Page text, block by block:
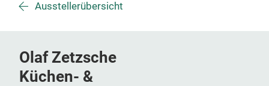
Ausstellerübersicht
Olaf Zetzsche
Küchen- &